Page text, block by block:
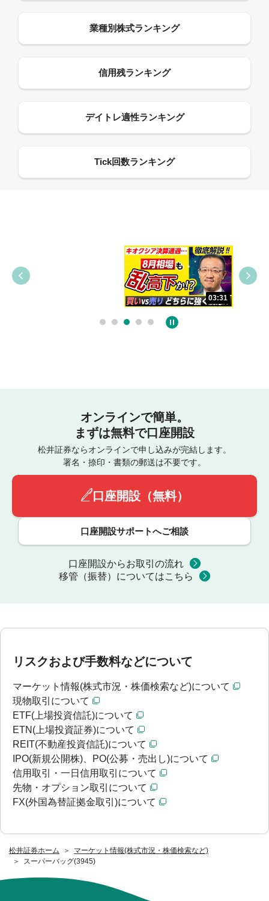
松井証券ホーム
マーケット情報(株式市況・株価検索など)
スーパーバッグ(3945)
03:31
オンラインで簡単。
まずは無料で口座開設
松井証券ならオンラインで申し込みが完結します。
署名・捺印・書類の郵送は不要です。
口座開設（無料）
口座開設サポートへご相談
口座開設からお取引の流れ
移管（振替）についてはこちら
リスクおよび手数料などについて
マーケット情報(株式市況・株価検索など)について
現物取引について
ETF(上場投資信託)について
ETN(上場投資証券)について
REIT(不動産投資信託)について
IPO(新規公開株)、PO(公募・売出し)について
信用取引・一日信用取引について
先物・オプション取引について
FX(外国為替証拠金取引)について